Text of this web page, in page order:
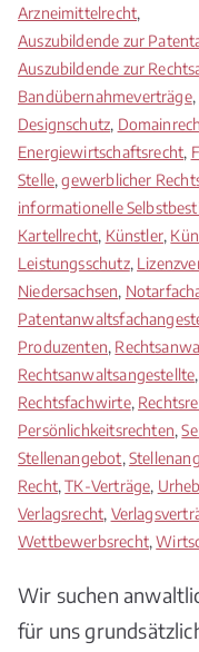
Arzneimittelrecht,
Auszubildende zur
Auszubildende zur
Bandübernahmeverträge,
Designschutz,
Energiewirtschaftsrecht,
Stelle,gewerblicher
informationelle
Kartellrecht, Künstler,
Leistungsschutz,
Niedersachsen,
Produzenten,
Rechtsanwaltsangestellte,
Rechtsfachwirte,
Persönlichkeitsrechten,
Stellenangebot,
Recht,TK-Verträge,
Verlagsrecht,
Wettbewerbsrecht,
Wir suchen
für uns